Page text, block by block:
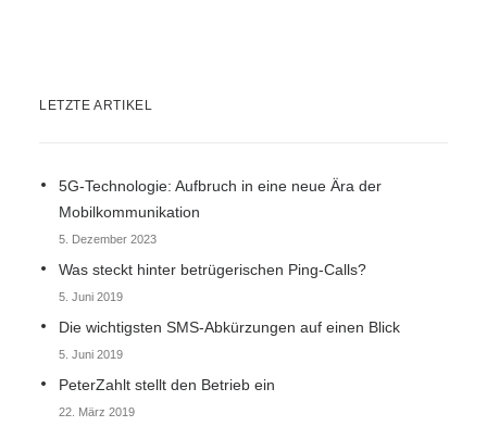
LETZTE ARTIKEL
5G-Technologie: Aufbruch in eine neue Ära der
Mobilkommunikation
5. Dezember 2023
Was steckt hinter betrügerischen Ping-Calls?
5. Juni 2019
Die wichtigsten SMS-Abkürzungen auf einen Blick
5. Juni 2019
PeterZahlt stellt den Betrieb ein
22. März 2019